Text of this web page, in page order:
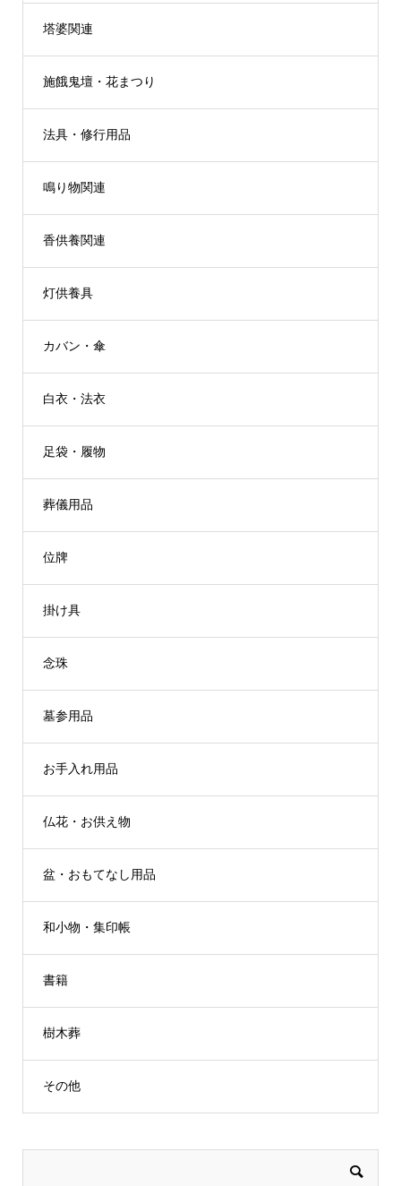
塔婆関連
施餓鬼壇・花まつり
法具・修行用品
鳴り物関連
香供養関連
灯供養具
カバン・傘
白衣・法衣
足袋・履物
葬儀用品
位牌
掛け具
念珠
墓参用品
お手入れ用品
仏花・お供え物
盆・おもてなし用品
和小物・集印帳
書籍
樹木葬
その他